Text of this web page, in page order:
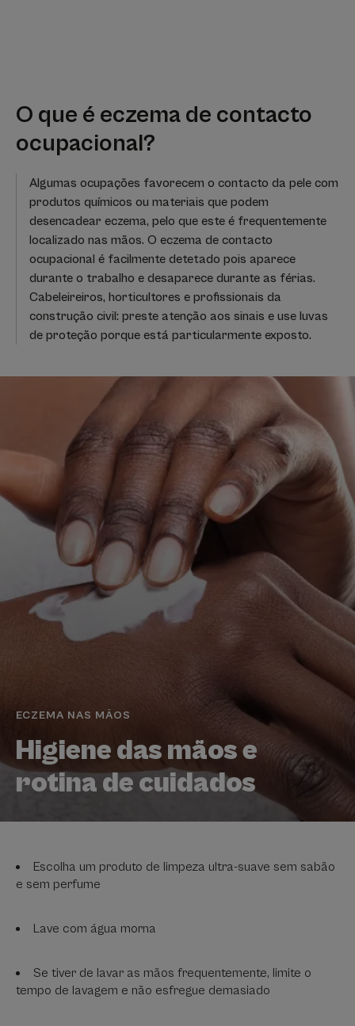
O que é eczema de contacto
ocupacional?
Algumas ocupações favorecem o contacto da pele com
produtos químicos ou materiais que podem
desencadear eczema, pelo que este é frequentemente
localizado nas mãos. O eczema de contacto
ocupacional é facilmente detetado pois aparece
durante o trabalho e desaparece durante as férias.
Cabeleireiros, horticultores e profissionais da
construção civil: preste atenção aos sinais e use luvas
de proteção porque está particularmente exposto.
ECZEMA NAS MÃOS
Higiene das mãos e
rotina de cuidados
Escolha um produto de limpeza ultra-suave sem sabão
e sem perfume
Lave com água morna
Se tiver de lavar as mãos frequentemente, limite o
tempo de lavagem e não esfregue demasiado